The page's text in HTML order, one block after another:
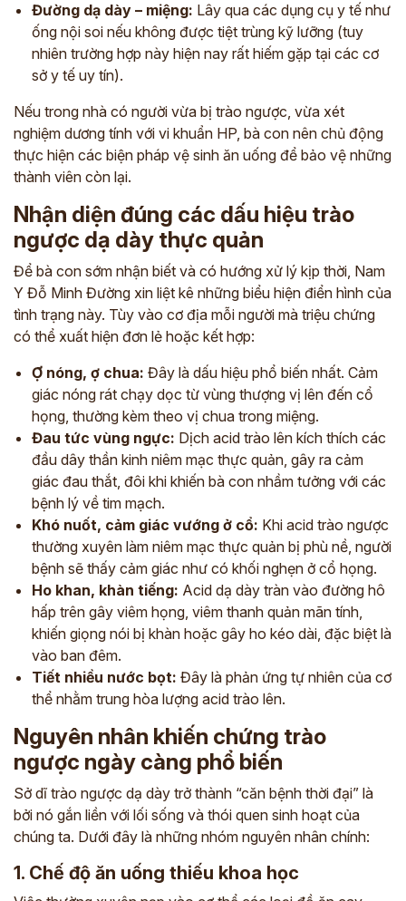
Đường dạ dày – miệng: Lây qua các dụng cụ y tế như
ống nội soi nếu không được tiệt trùng kỹ lưỡng (tuy
nhiên trường hợp này hiện nay rất hiếm gặp tại các cơ
sở y tế uy tín).
Nếu trong nhà có người vừa bị trào ngược, vừa xét
nghiệm dương tính với vi khuẩn HP, bà con nên chủ động
thực hiện các biện pháp vệ sinh ăn uống để bảo vệ những
thành viên còn lại.
Nhận diện đúng các dấu hiệu trào
ngược dạ dày thực quản
Để bà con sớm nhận biết và có hướng xử lý kịp thời, Nam
Y Đỗ Minh Đường xin liệt kê những biểu hiện điển hình của
tình trạng này. Tùy vào cơ địa mỗi người mà triệu chứng
có thể xuất hiện đơn lẻ hoặc kết hợp:
Ợ nóng, ợ chua: Đây là dấu hiệu phổ biến nhất. Cảm
giác nóng rát chạy dọc từ vùng thượng vị lên đến cổ
họng, thường kèm theo vị chua trong miệng.
Đau tức vùng ngực: Dịch acid trào lên kích thích các
đầu dây thần kinh niêm mạc thực quản, gây ra cảm
giác đau thắt, đôi khi khiến bà con nhầm tưởng với các
bệnh lý về tim mạch.
Khó nuốt, cảm giác vướng ở cổ: Khi acid trào ngược
thường xuyên làm niêm mạc thực quản bị phù nề, người
bệnh sẽ thấy cảm giác như có khối nghẹn ở cổ họng.
Ho khan, khàn tiếng: Acid dạ dày tràn vào đường hô
hấp trên gây viêm họng, viêm thanh quản mãn tính,
khiến giọng nói bị khàn hoặc gây ho kéo dài, đặc biệt là
vào ban đêm.
Tiết nhiều nước bọt: Đây là phản ứng tự nhiên của cơ
thể nhằm trung hòa lượng acid trào lên.
Nguyên nhân khiến chứng trào
ngược ngày càng phổ biến
Sở dĩ trào ngược dạ dày trở thành “căn bệnh thời đại” là
bởi nó gắn liền với lối sống và thói quen sinh hoạt của
chúng ta. Dưới đây là những nhóm nguyên nhân chính:
1. Chế độ ăn uống thiếu khoa học